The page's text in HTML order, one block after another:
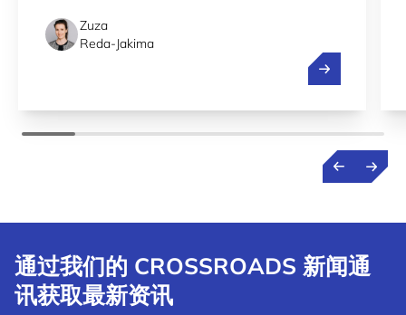
Zuza
Reda-Jakima
简化从卢森堡
通过我们的 CROSSROADS 新闻通
讯获取最新资讯